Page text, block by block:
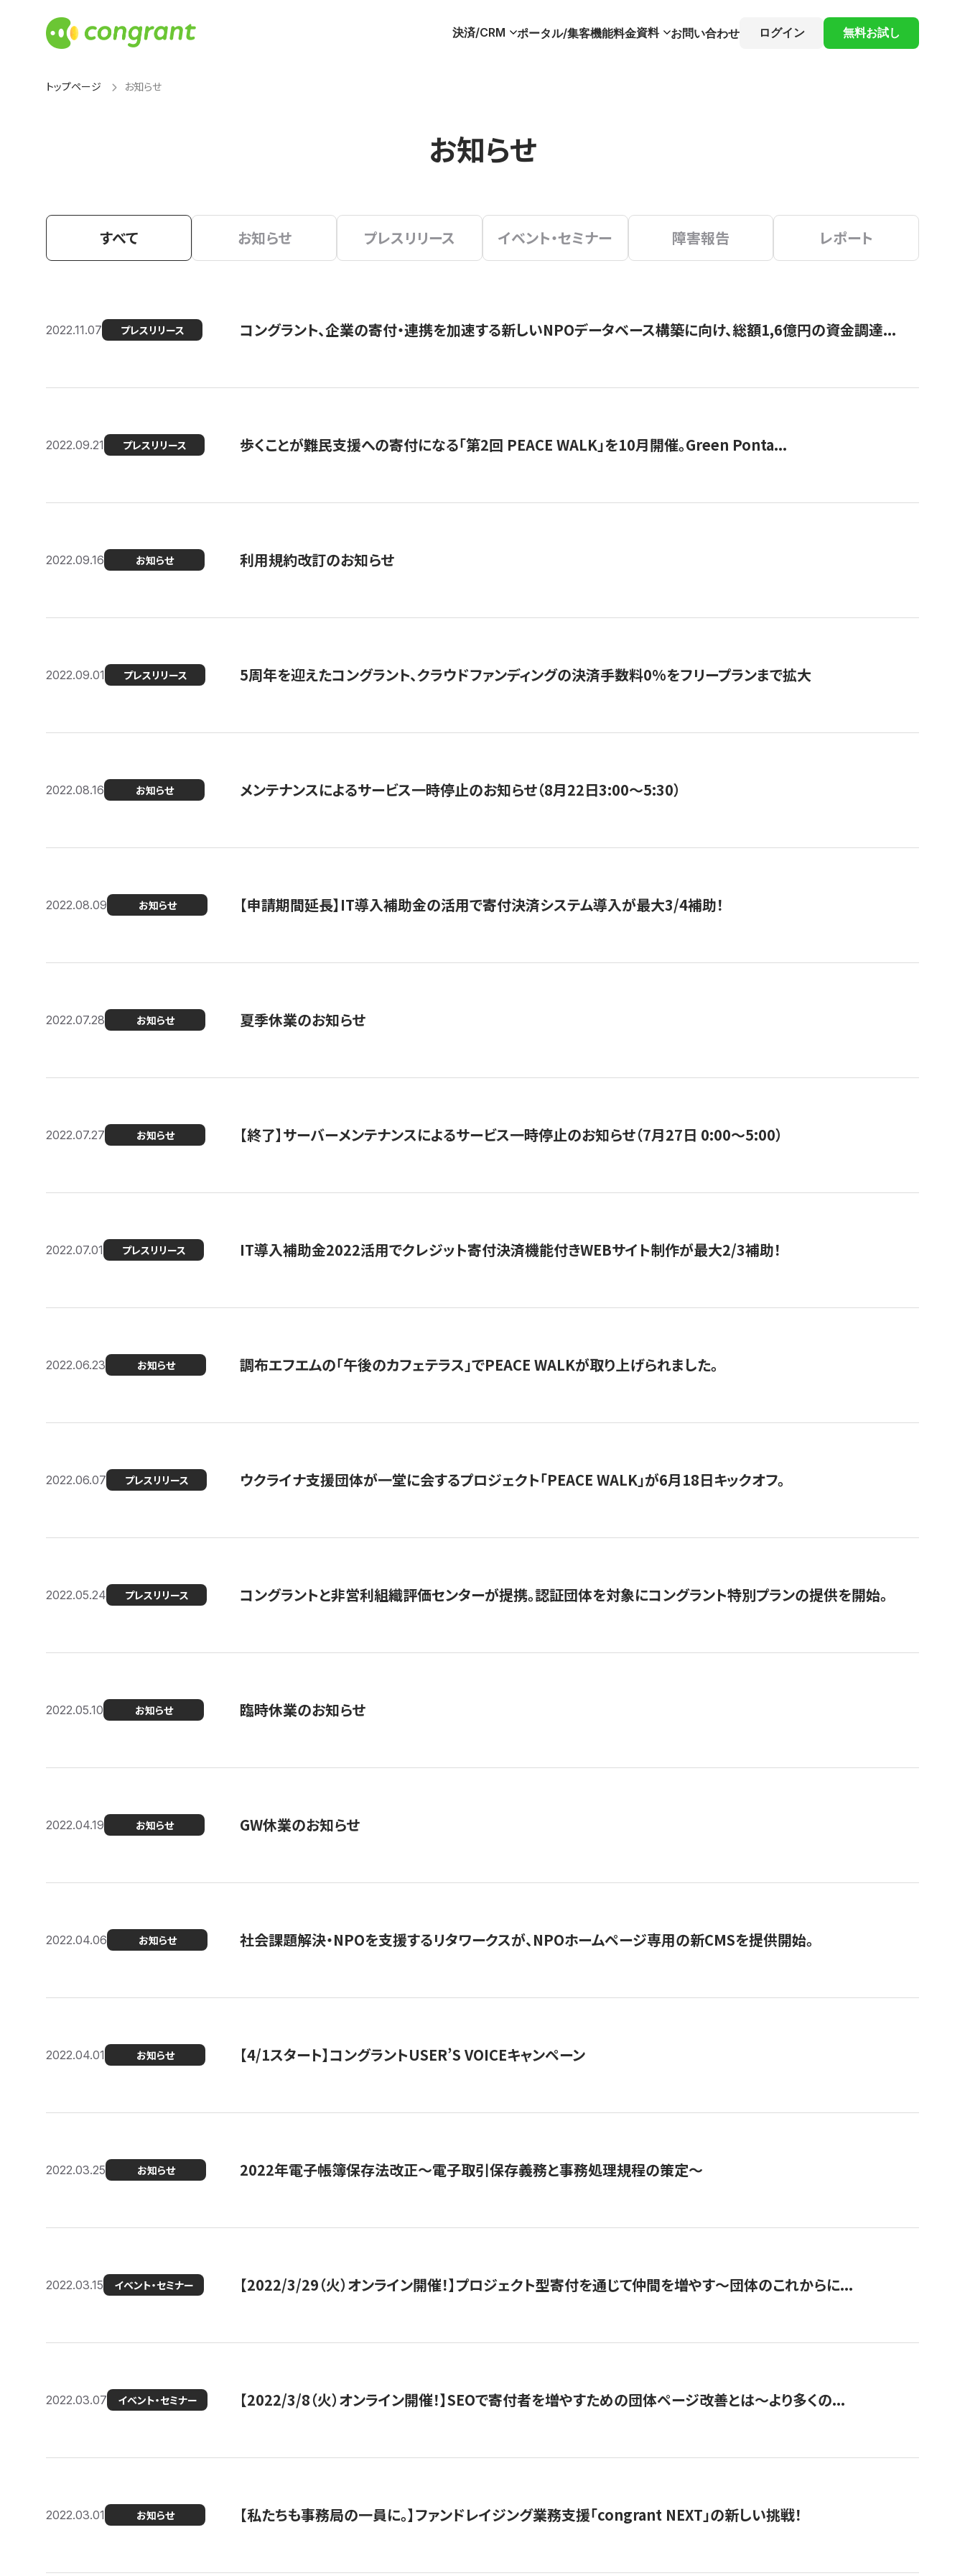
決済/CRM ポータル/集客機能料金資料 お問い合わせ ログイン 無料お試し
トップページ お知らせ
お知らせ
すべて お知らせ プレスリリース イベント・セミナー 障害報告 レポート
2022.11.07 プレスリリース コングラント、企業の寄付・連携を加速する新しいNPOデータベース構築に向け、総額1,6億円の資金調達...
2022.09.21 プレスリリース 歩くことが難民支援への寄付になる「第2回 PEACE WALK」を10月開催。Green Ponta...
2022.09.16 お知らせ 利用規約改訂のお知らせ
2022.09.01 プレスリリース 5周年を迎えたコングラント、クラウドファンディングの決済手数料0%をフリープランまで拡大
2022.08.16 お知らせ メンテナンスによるサービス一時停止のお知らせ（8月22日3:00〜5:30）
2022.08.09 お知らせ 【申請期間延長】IT導入補助金の活用で寄付決済システム導入が最大3/4補助！
2022.07.28 お知らせ 夏季休業のお知らせ
2022.07.27 お知らせ 【終了】サーバーメンテナンスによるサービス一時停止のお知らせ（7月27日 0:00〜5:00）
2022.07.01 プレスリリース IT導入補助金2022活用でクレジット寄付決済機能付きWEBサイト制作が最大2/3補助！
2022.06.23 お知らせ 調布エフエムの「午後のカフェテラス」でPEACE WALKが取り上げられました。
2022.06.07 プレスリリース ウクライナ支援団体が一堂に会するプロジェクト「PEACE WALK」が6月18日キックオフ。
2022.05.24 プレスリリース コングラントと非営利組織評価センターが提携。認証団体を対象にコングラント特別プランの提供を開始。
2022.05.10 お知らせ 臨時休業のお知らせ
2022.04.19 お知らせ GW休業のお知らせ
2022.04.06 お知らせ 社会課題解決・NPOを支援するリタワークスが、NPOホームページ専用の新CMSを提供開始。
2022.04.01 お知らせ 【4/1スタート】コングラントUSER’S VOICEキャンペーン
2022.03.25 お知らせ 2022年電子帳簿保存法改正～電子取引保存義務と事務処理規程の策定～
2022.03.15 イベント・セミナー 【2022/3/29（火）オンライン開催！】プロジェクト型寄付を通じて仲間を増やす～団体のこれからに...
2022.03.07 イベント・セミナー 【2022/3/8（火）オンライン開催！】SEOで寄付者を増やすための団体ページ改善とは～より多くの...
2022.03.01 お知らせ 【私たちも事務局の一員に。】ファンドレイジング業務支援「congrant NEXT」の新しい挑戦！